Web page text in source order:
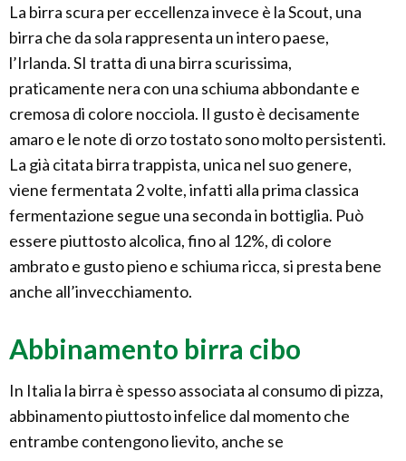
La birra scura per eccellenza invece è la Scout, una
birra che da sola rappresenta un intero paese,
l’Irlanda. SI tratta di una birra scurissima,
praticamente nera con una schiuma abbondante e
cremosa di colore nocciola. Il gusto è decisamente
amaro e le note di orzo tostato sono molto persistenti.
La già citata birra trappista, unica nel suo genere,
viene fermentata 2 volte, infatti alla prima classica
fermentazione segue una seconda in bottiglia. Può
essere piuttosto alcolica, fino al 12%, di colore
ambrato e gusto pieno e schiuma ricca, si presta bene
anche all’invecchiamento.
Abbinamento birra cibo
In Italia la birra è spesso associata al consumo di pizza,
abbinamento piuttosto infelice dal momento che
entrambe contengono lievito, anche se